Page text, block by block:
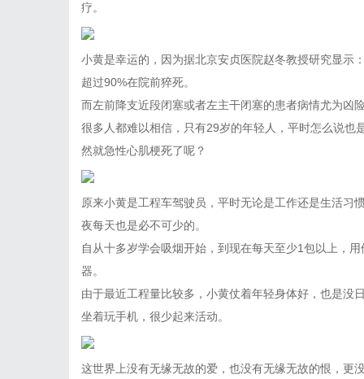
疗。
小黄是幸运的，因为据北京安贞医院赵冬教授研究显示
超过90%在院前猝死。
而左前降支近段闭塞或者左主干闭塞的患者病情尤为凶
很多人都难以相信，只有29岁的年轻人，平时怎么说
然就急性心肌梗死了呢？
原来小黄是工程车驾驶员，平时无论是工作还是生活习
夜每天也是必不可少的。
自从十多岁学会吸烟开始，到现在每天至少1包以上，
器。
由于最近工程量比较多，小黄仗着年轻身体好，也是没
坐着玩手机，很少起来活动。
这世界上没有无缘无故的爱，也没有无缘无故的恨，更